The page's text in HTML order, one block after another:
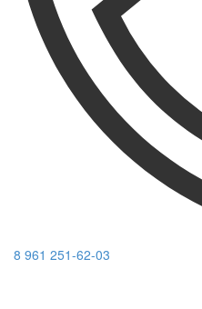
8 961 251-62-03